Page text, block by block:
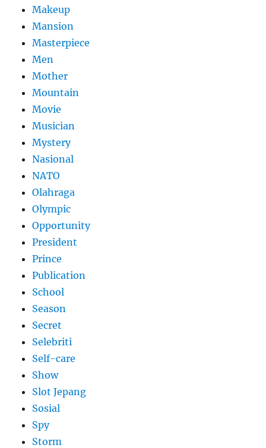
Makeup
Mansion
Masterpiece
Men
Mother
Mountain
Movie
Musician
Mystery
Nasional
NATO
Olahraga
Olympic
Opportunity
President
Prince
Publication
School
Season
Secret
Selebriti
Self-care
Show
Slot Jepang
Sosial
Spy
Storm